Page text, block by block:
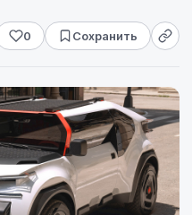
0 Сохранить